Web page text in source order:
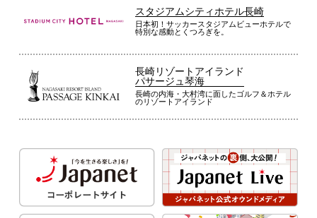
スタジアムシティホテル長崎
日本初！サッカースタジアムビューホテルで
特別な感動とくつろぎを。
長崎リゾートアイランド
パサージュ琴海
長崎の内海・大村湾に面したゴルフ＆ホテル
のリゾートアイランド